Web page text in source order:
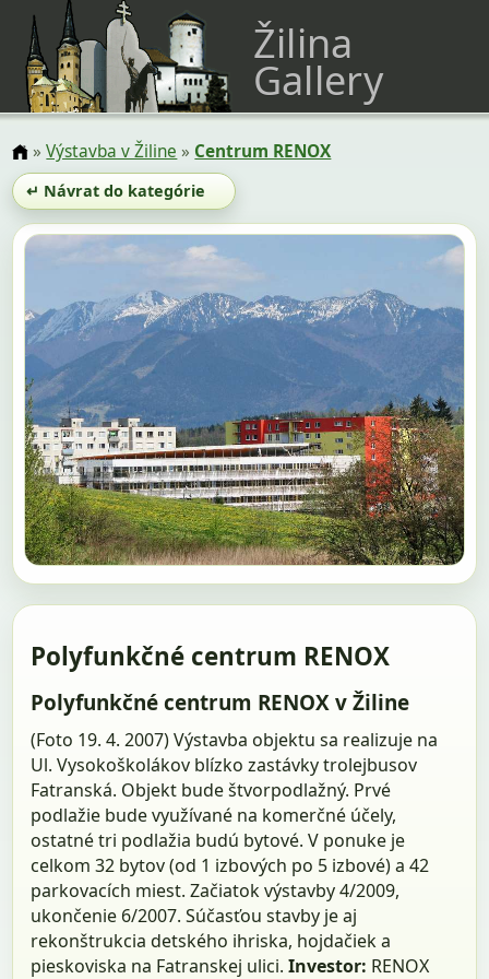
Žilina
Gallery
»Výstavba v Žiline » Centrum RENOX
↵ Návrat do kategórie
Polyfunkčné centrum RENOX
Polyfunkčné centrum RENOX v Žiline
(Foto 19. 4. 2007) Výstavba objektu sa realizuje na
Ul. Vysokoškolákov blízko zastávky trolejbusov
Fatranská. Objekt bude štvorpodlažný. Prvé
podlažie bude využívané na komerčné účely,
ostatné tri podlažia budú bytové. V ponuke je
celkom 32 bytov (od 1 izbových po 5 izbové) a 42
parkovacích miest. Začiatok výstavby 4/2009,
ukončenie 6/2007. Súčasťou stavby je aj
rekonštrukcia detského ihriska, hojdačiek a
pieskoviska na Fatranskej ulici.Investor: RENOX